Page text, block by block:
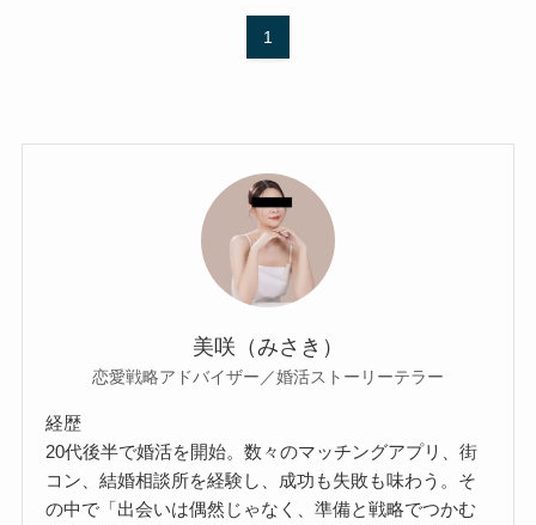
1
美咲（みさき）
恋愛戦略アドバイザー／婚活ストーリーテラー
経歴
20代後半で婚活を開始。数々のマッチングアプリ、街
コン、結婚相談所を経験し、成功も失敗も味わう。そ
の中で「出会いは偶然じゃなく、準備と戦略でつかむ